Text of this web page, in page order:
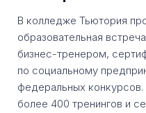
В колледже Тьютория
образовательная
бизнес-тренером,
по социальному
федеральных
более 400 тренингов и